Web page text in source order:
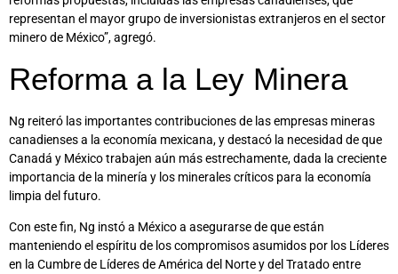
representan el mayor grupo de inversionistas extranjeros en el sector
minero de México”, agregó.
Reforma a la Ley Minera
Ng reiteró las importantes contribuciones de las empresas mineras
canadienses a la economía mexicana, y destacó la necesidad de que
Canadá y México trabajen aún más estrechamente, dada la creciente
importancia de la minería y los minerales críticos para la economía
limpia del futuro.
Con este fin, Ng instó a México a asegurarse de que están
manteniendo el espíritu de los compromisos asumidos por los Líderes
en la Cumbre de Líderes de América del Norte y del Tratado entre